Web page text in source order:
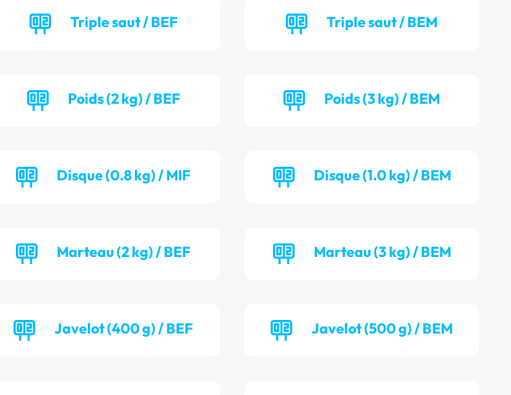
Triple saut / BEF Triple saut / BEM
Poids (2 kg) / BEF Poids (3 kg) / BEM
Disque (0.8 kg) / MIF Disque (1.0 kg) / BEM
Marteau (2 kg) / BEF Marteau (3 kg) / BEM
Javelot (400 g) / BEF Javelot (500 g) / BEM